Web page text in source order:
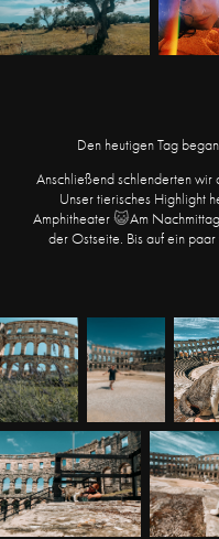
Den heutigen Tag
Anschließend schlenderten wir
Unser tierisches Highlight
Amphitheater😺Am
der Ostseite. Bis auf ein